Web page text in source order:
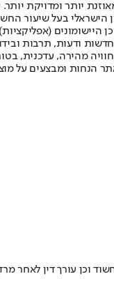
יותר ומדויקת
ב-30 ביולי 2007, וב-2010 הפך
ודעות, תרבות
חוויה מהירה,
הנחות ומבצעים על
וכן עורך דין לאחר